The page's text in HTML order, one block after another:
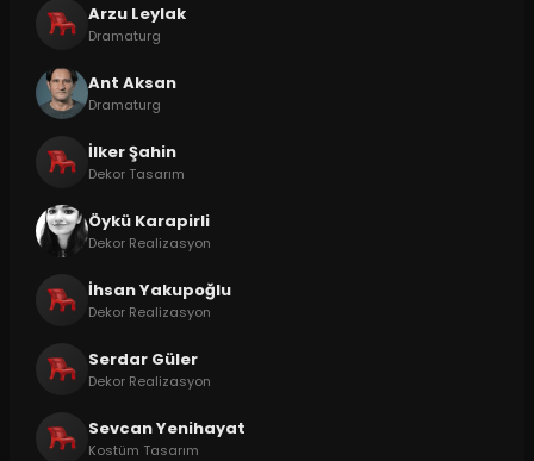
Arzu Leylak
Dramaturg
Ant Aksan
Dramaturg
İlker Şahin
Dekor Tasarım
Öykü Karapirli
Dekor Realizasyon
İhsan Yakupoğlu
Dekor Realizasyon
Serdar Güler
Dekor Realizasyon
Sevcan Yenihayat
Kostüm Tasarım